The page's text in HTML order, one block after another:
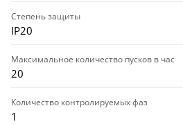
Степень защиты
IP20
Максимальное количество пусков в час
20
Количество контролируемых фаз
1